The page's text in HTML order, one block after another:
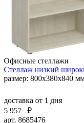
Офисные стеллажи
Стеллаж низкий
размер: 800x380x840
доставка от 1 дня
5 957
₽
арт. 8685476